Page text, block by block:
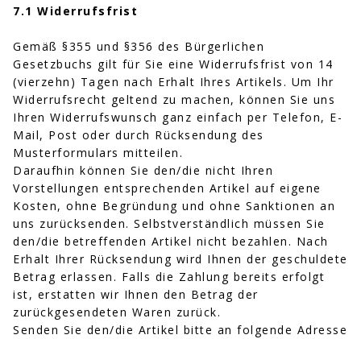
7.1 Widerrufsfrist
Gemäß §355 und §356 des Bürgerlichen
Gesetzbuchs gilt für Sie eine Widerrufsfrist von 14
(vierzehn) Tagen nach Erhalt Ihres Artikels. Um Ihr
Widerrufsrecht geltend zu machen, können Sie uns
Ihren Widerrufswunsch ganz einfach per Telefon, E-
Mail, Post oder durch Rücksendung des
Musterformulars mitteilen.
Daraufhin können Sie den/die nicht Ihren
Vorstellungen entsprechenden Artikel auf eigene
Kosten, ohne Begründung und ohne Sanktionen an
uns zurücksenden. Selbstverständlich müssen Sie
den/die betreffenden Artikel nicht bezahlen. Nach
Erhalt Ihrer Rücksendung wird Ihnen der geschuldete
Betrag erlassen. Falls die Zahlung bereits erfolgt
ist, erstatten wir Ihnen den Betrag der
zurückgesendeten Waren zurück.
Senden Sie den/die Artikel bitte an folgende Adresse